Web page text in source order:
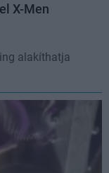
X-Men
alakíthatja